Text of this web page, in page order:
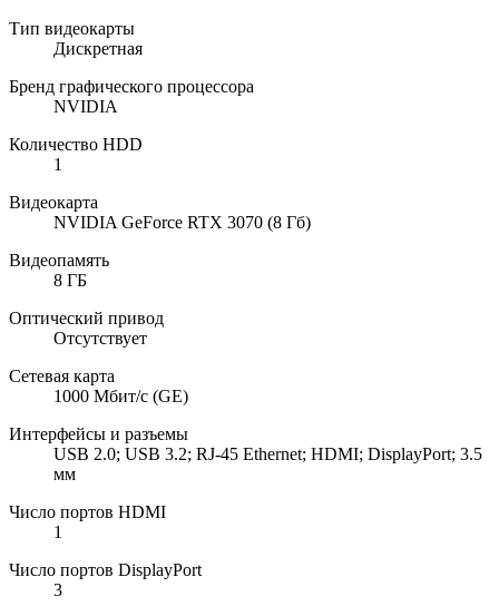
Тип видеокарты
Дискретная
Бренд графического процессора
NVIDIA
Количество HDD
1
Видеокарта
NVIDIA GeForce RTX 3070 (8 Гб)
Видеопамять
8 ГБ
Оптический привод
Отсутствует
Сетевая карта
1000 Мбит/с (GE)
Интерфейсы и разъемы
USB 2.0; USB 3.2; RJ-45 Ethernet; HDMI; DisplayPort; 3.5
мм
Число портов HDMI
1
Число портов DisplayPort
3